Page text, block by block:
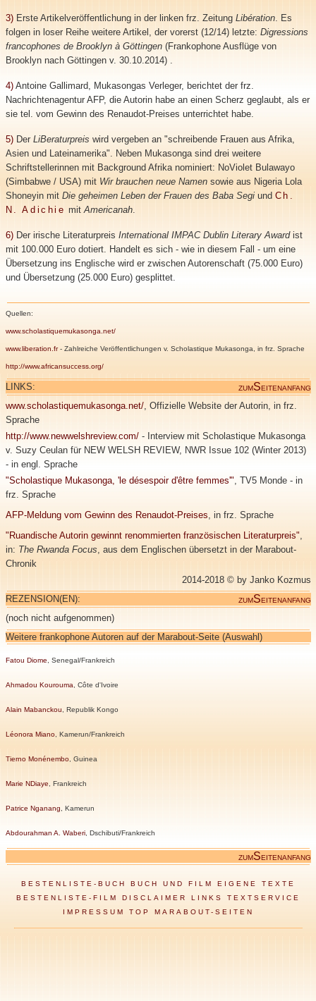
3)Erste Artikelveröffentlichung in der linken frz. Zeitung Libération. Es
folgen in loser Reihe weitere Artikel, der vorerst (12/14) letzte: Digressions
francophones de Brooklyn à Göttingen(Frankophone Ausflüge von
Brooklyn nach Göttingen v. 30.10.2014) .
4)Antoine Gallimard, Mukasongas Verleger, berichtet der frz.
Nachrichtenagentur AFP, die Autorin habe an einen Scherz geglaubt, als er
sie tel. vom Gewinn des Renaudot-Preises unterrichtet habe.
5)Der LiBeraturpreis wird vergeben an "schreibende Frauen aus Afrika,
Asien und Lateinamerika". Neben Mukasonga sind drei weitere
Schriftstellerinnen mit Background Afrika nominiert: NoViolet Bulawayo
(Simbabwe / USA) mit Wir brauchen neue Namensowie aus Nigeria Lola
Shoneyin mit Die geheimen Leben der Frauen des Baba Segi und Ch.
N. Adichie mitAmericanah.
6)Der irische Literaturpreis International IMPAC Dublin Literary Awardist
mit 100.000 Euro dotiert. Handelt es sich - wie in diesem Fall - um eine
Übersetzung ins Englische wird er zwischen Autorenschaft (75.000 Euro)
und Übersetzung (25.000 Euro) gesplittet.
Quellen:
www.scholastiquemukasonga.net/
www.liberation.fr- Zahlreiche Veröffentlichungen v. Scholastique Mukasonga, in frz. Sprache
http://www.africansuccess.org/
LINKS: ZUMSEITENANFANG
www.scholastiquemukasonga.net/, Offizielle Website der Autorin, in frz.
Sprache
http://www.newwelshreview.com/- Interview mit Scholastique Mukasonga
v. Suzy Ceulan für NEW WELSH REVIEW, NWR Issue 102 (Winter 2013)
- in engl. Sprache
"Scholastique Mukasonga, 'le désespoir d'être femmes'", TV5 Monde - in
frz. Sprache
AFP-Meldung vom Gewinn des Renaudot-Preises, in frz. Sprache
"Ruandische Autorin gewinnt renommierten französischen Literaturpreis",
in: The Rwanda Focus, aus dem Englischen übersetzt in der Marabout-
Chronik
2014-2018 © by Janko Kozmus
REZENSION(EN):
ZUMSEITENANFANG
(noch nicht aufgenommen)
Weitere frankophone Autoren auf der Marabout-Seite (Auswahl)
Fatou Diome , Senegal/Frankreich
Ahmadou Kourouma , Côte d'Ivoire
Alain Mabanckou , Republik Kongo
Léonora Miano, Kamerun/Frankreich
Tierno Monénembo, Guinea
Marie NDiaye , Frankreich
Patrice Nganang , Kamerun
Abdourahman A. Waberi, Dschibuti/Frankreich
ZUMSEITENANFANG
BESTENLISTE-BUCH BUCH UND FILM
EIGENE TEXTE
BESTENLISTE-FILM
DISCLAIMER LINKS
TEXTSERVICE
IMPRESSUM
TOP MARABOUT-SEITEN